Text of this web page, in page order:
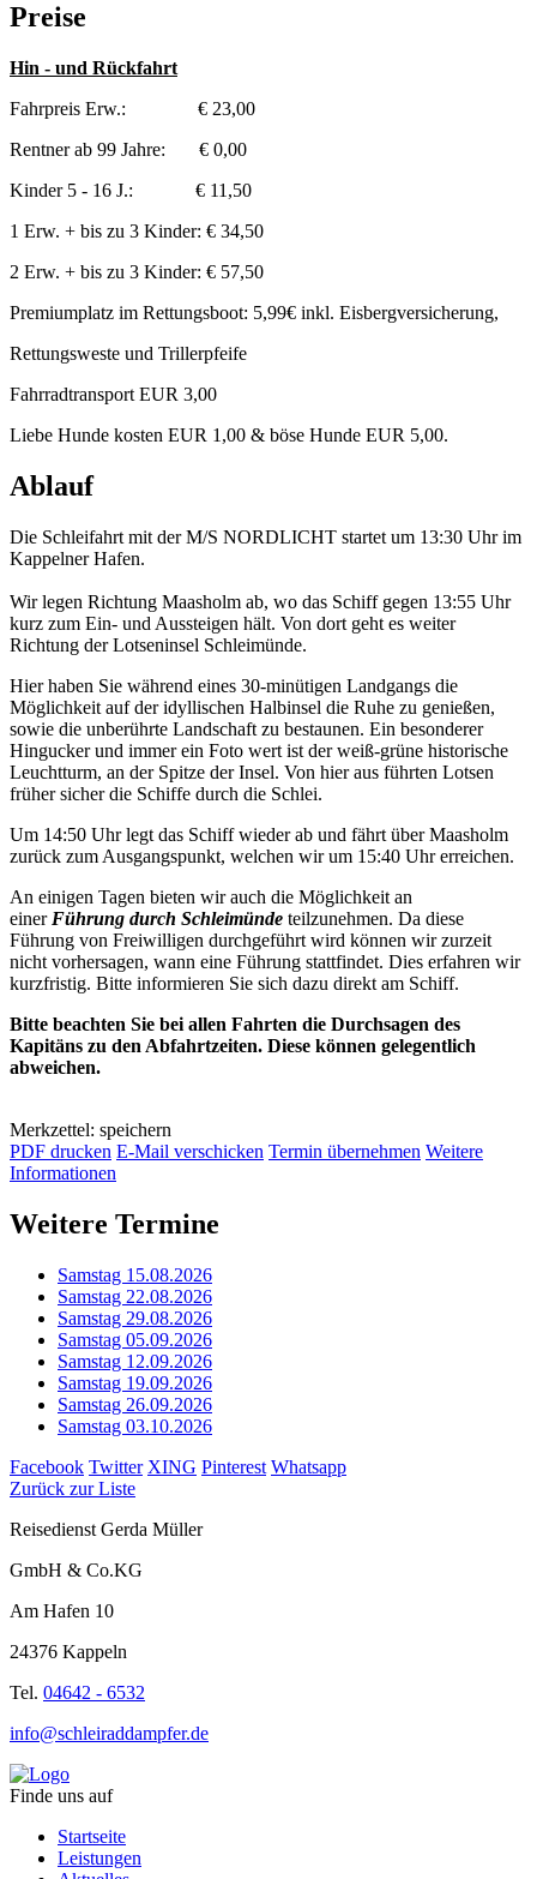
Preise
Hin - und Rückfahrt
Fahrpreis Erw.: € 23,00
Rentner ab 99 Jahre: € 0,00
Kinder 5 - 16 J.: € 11,50
1 Erw. + bis zu 3 Kinder: € 34,50
2 Erw. + bis zu 3 Kinder: € 57,50
Premiumplatz im Rettungsboot: 5,99€ inkl. Eisbergversicherung,
Rettungsweste und Trillerpfeife
Fahrradtransport EUR 3,00
Liebe Hunde kosten EUR 1,00 & böse Hunde EUR 5,00.
Ablauf
Die Schleifahrt mit der M/S NORDLICHT startet um 13:30 Uhr im
Kappelner Hafen.
Wir legen Richtung Maasholm ab, wo das Schiff gegen 13:55 Uhr
kurz zum Ein- und Aussteigen hält. Von dort geht es weiter
Richtung der Lotseninsel Schleimünde.
Hier haben Sie während eines 30-minütigen Landgangs die
Möglichkeit auf der idyllischen Halbinsel die Ruhe zu genießen,
sowie die unberührte Landschaft zu bestaunen. Ein besonderer
Hingucker und immer ein Foto wert ist der weiß-grüne historische
Leuchtturm, an der Spitze der Insel. Von hier aus führten Lotsen
früher sicher die Schiffe durch die Schlei.
Um 14:50 Uhr legt das Schiff wieder ab und fährt über Maasholm
zurück zum Ausgangspunkt, welchen wir um 15:40 Uhr erreichen.
An einigen Tagen bieten wir auch die Möglichkeit an
einer Führung durch Schleimünde teilzunehmen. Da diese
Führung von Freiwilligen durchgeführt wird können wir zurzeit
nicht vorhersagen, wann eine Führung stattfindet. Dies erfahren wir
kurzfristig. Bitte informieren Sie sich dazu direkt am Schiff.
Bitte beachten Sie bei allen Fahrten die Durchsagen des
Kapitäns zu den Abfahrtzeiten. Diese können gelegentlich
abweichen.
Merkzettel: speichern
PDF drucken E-Mail verschicken Termin übernehmen Weitere
Informationen
Weitere Termine
Samstag 15.08.2026
Samstag 22.08.2026
Samstag 29.08.2026
Samstag 05.09.2026
Samstag 12.09.2026
Samstag 19.09.2026
Samstag 26.09.2026
Samstag 03.10.2026
Facebook Twitter XING Pinterest Whatsapp
Zurück zur Liste
Reisedienst Gerda Müller
GmbH & Co.KG
Am Hafen 10
24376 Kappeln
Tel. 04642 - 6532
info@schleiraddampfer.de
Finde uns auf
Startseite
Leistungen